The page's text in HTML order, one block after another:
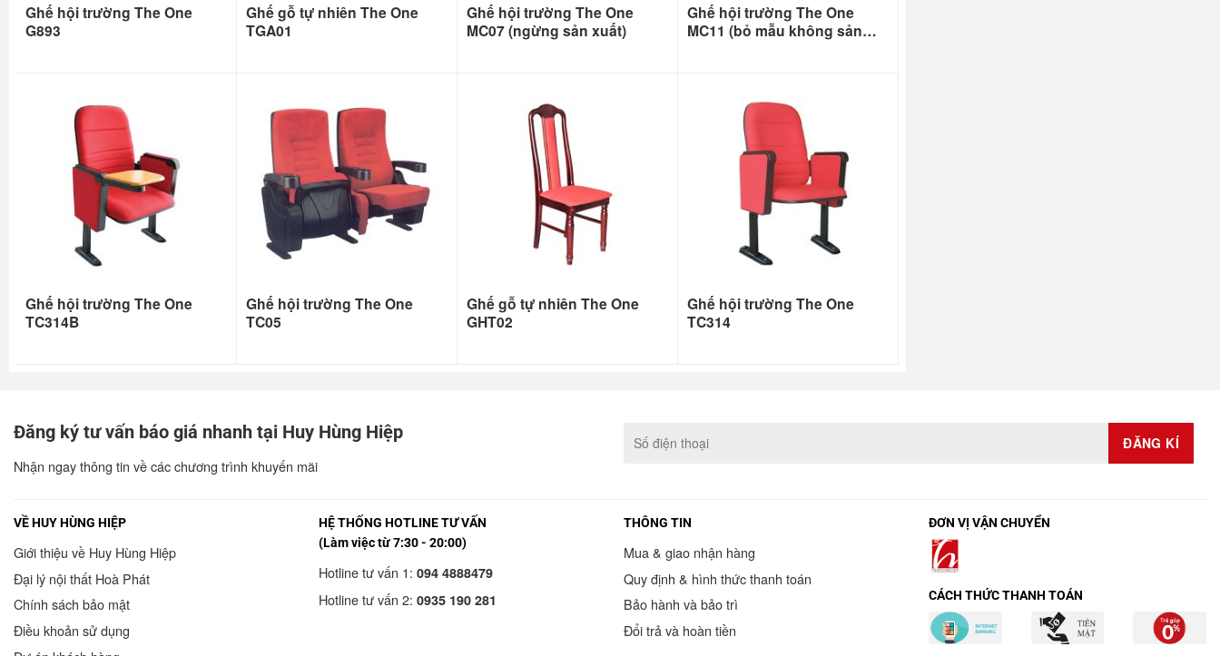
Ghế hội trường The One
G893
Ghế gỗ tự nhiên The One
TGA01
Ghế hội trường The One
MC07 (ngừng sản xuất)
Ghế hội trường The One
MC11 (bỏ mẫu không sản
Ghế hội trường The One
TC314B
Ghế hội trường The One
TC05
Ghế gỗ tự nhiên The One
GHT02
Ghế hội trường The One
TC314
Đăng ký tư vấn báo giá nhanh tại Huy Hùng Hiệp
Nhận ngay thông tin về các chương trình khuyến mãi
VỀ HUY HÙNG HIỆP
Giới thiệu về Huy Hùng Hiệp
Đại lý nội thất Hoà Phát
Chính sách bảo mật
Điều khoản sử dụng
HỆ THỐNG HOTLINE TƯ VẤN
(Làm việc từ 7:30 - 20:00)
Hotline tư vấn 1: 094 4888479
Hotline tư vấn 2: 0935 190 281
THÔNG TIN
Mua & giao nhận hàng
Quy định & hình thức thanh toán
Bảo hành và bảo trì
Đổi trả và hoàn tiền
ĐƠN VỊ VẬN CHUYỂN
CÁCH THỨC THANH TOÁN